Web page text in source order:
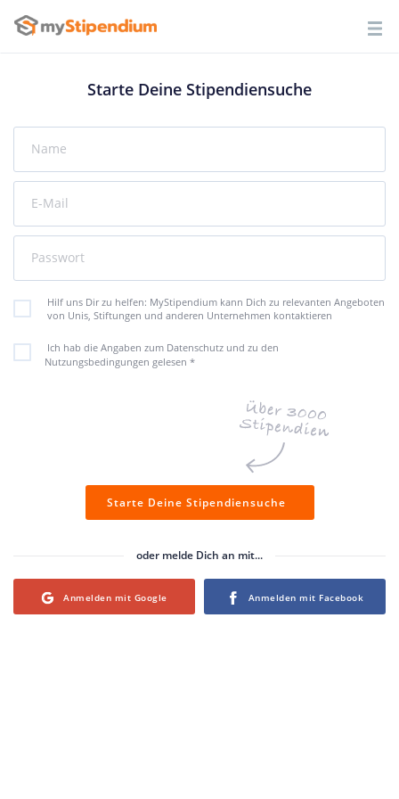
Starte Deine Stipendiensuche
Name
E-Mail
Passwort
Hilf uns Dir zu helfen: MyStipendium kann Dich zu relevanten Angeboten
von Unis, Stiftungen und anderen Unternehmen kontaktieren
Ich hab die Angaben zum Datenschutz und zu den
Nutzungsbedingungen gelesen *
Starte Deine Stipendiensuche
oder melde Dich an mit...
Login with Google Login with Facebook